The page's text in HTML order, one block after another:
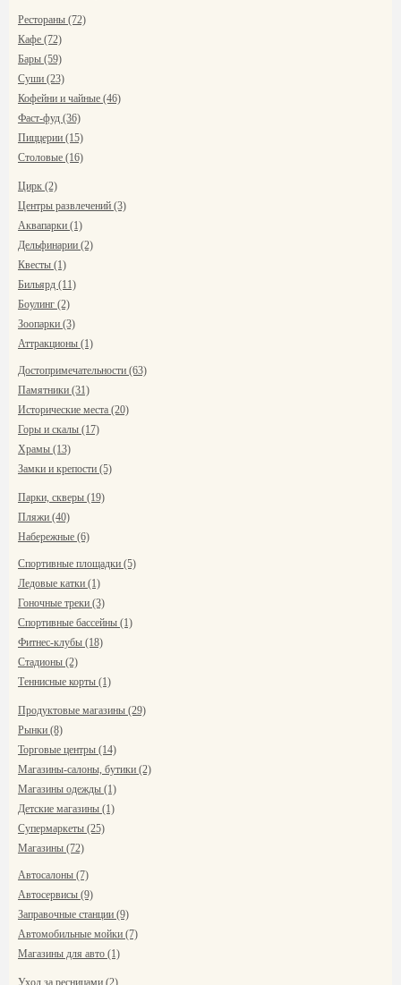
Рестораны (72)
Кафе (72)
Бары (59)
Суши (23)
Кофейни и чайные (46)
Фаст-фуд (36)
Пиццерии (15)
Столовые (16)
Цирк (2)
Центры развлечений (3)
Аквапарки (1)
Дельфинарии (2)
Квесты (1)
Бильярд (11)
Боулинг (2)
Зоопарки (3)
Аттракционы (1)
Достопримечательности (63)
Памятники (31)
Исторические места (20)
Горы и скалы (17)
Храмы (13)
Замки и крепости (5)
Парки, скверы (19)
Пляжи (40)
Набережные (6)
Спортивные площадки (5)
Ледовые катки (1)
Гоночные треки (3)
Спортивные бассейны (1)
Фитнес-клубы (18)
Стадионы (2)
Теннисные корты (1)
Продуктовые магазины (29)
Рынки (8)
Торговые центры (14)
Магазины-салоны, бутики (2)
Магазины одежды (1)
Детские магазины (1)
Супермаркеты (25)
Магазины (72)
Автосалоны (7)
Автосервисы (9)
Заправочные станции (9)
Автомобильные мойки (7)
Магазины для авто (1)
Уход за ресницами (2)